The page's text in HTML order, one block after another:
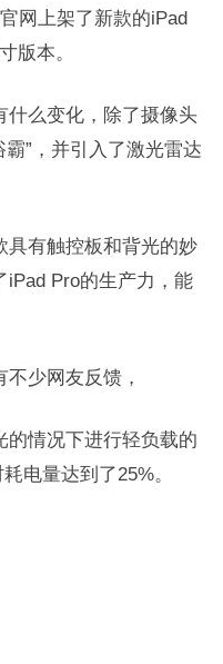
网上架了新款的iPad
版本。
什么变化，除了摄像头
”，并引入了激光雷达
具有触控板和背光的妙
iPad Pro的生产力，能
少网友反馈，
的情况下进行轻负载的
电量达到了25%。